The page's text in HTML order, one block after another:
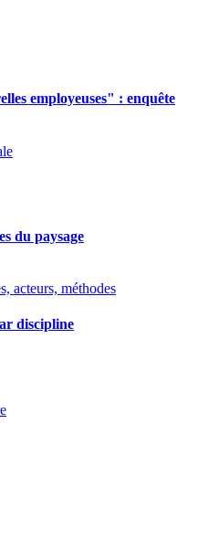
employeuses" : enquête
du paysage
acteurs, méthodes
discipline